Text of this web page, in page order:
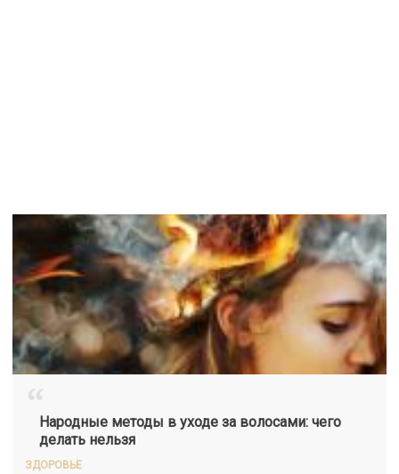
“Народные методы в уходе за волосами: чего
делать нельзя
ЗДОРОВЬЕ